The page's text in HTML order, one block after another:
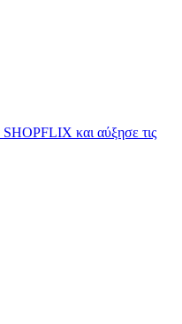
και αύξησε τις